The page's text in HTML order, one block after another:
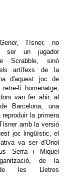
Tísner, no
ser un jugador
Scrabble, sinó
artífexs de la
d'aquest joc de
li homenatge,
van fer ahir, al
Barcelona, una
la primera
amb la versió
joc lingüístic, el
va ser d'Oriol
Serra i Miquel
de la
les Lletres